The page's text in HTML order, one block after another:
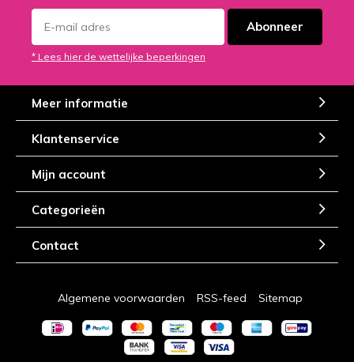
Abonneer
* Lees hier de wettelijke beperkingen
Meer informatie
Klantenservice
Mijn account
Categorieën
Contact
Algemene voorwaarden RSS-feed Sitemap